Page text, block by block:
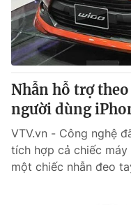
Nhẫn hỗ trợ
người dùng
VTV.vn - Công nghệ
tích hợp cả chiếc
một chiếc nhẫn đeo